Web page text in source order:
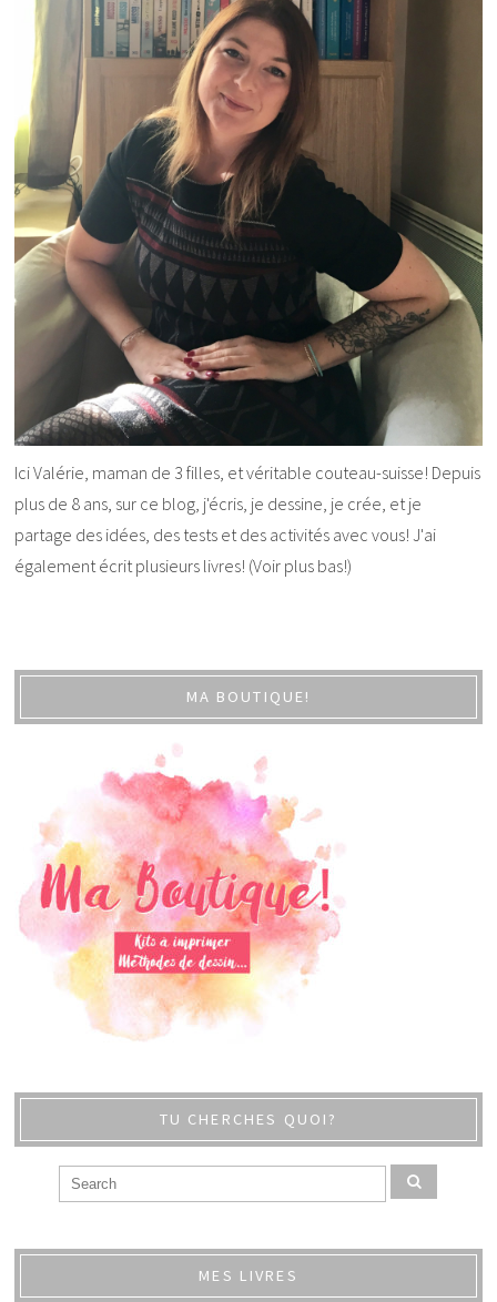
Ici Valérie, maman de 3 filles, et véritable couteau-suisse! Depuis
plus de 8 ans, sur ce blog, j'écris, je dessine, je crée, et je
partage des idées, des tests et des activités avec vous! J'ai
également écrit plusieurs livres! (Voir plus bas!)
MA BOUTIQUE!
TU CHERCHES QUOI?
MES LIVRES